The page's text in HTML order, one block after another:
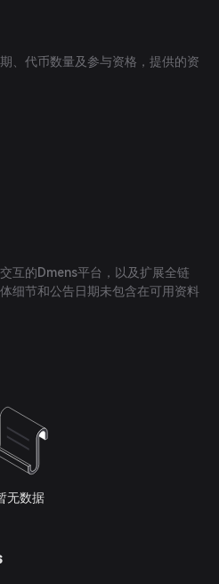
、代币数量及参与资格，提供的资
互的Dmens平台，以及扩展全链
细节和公告日期未包含在可用资料
无数据